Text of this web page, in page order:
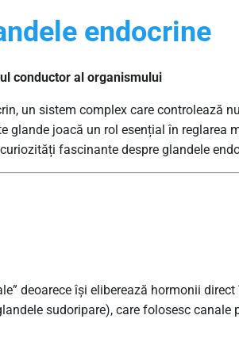
endocrine
conductor al organismului
un sistem complex care controlează
glande joacă un rol esențial în reglarea
fascinante despre glandele
deoarece își eliberează hormonii direct
sudoripare), care folosesc canale